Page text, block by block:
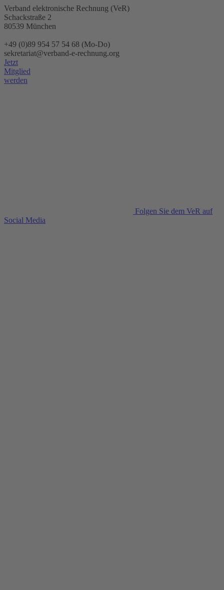
Verband elektronische Rechnung (VeR)
Schackstraße 2
80539 München
+49 (0)89 954 57 54 68 (Mo-Do)
sekretariat@verband-e-rechnung.org
Jetzt
Mitglied
werden
Folgen Sie dem VeR auf
Social Media